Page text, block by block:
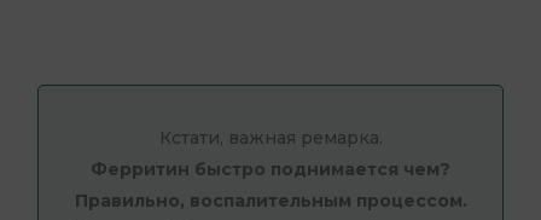
Кстати, важная ремарка.
Ферритин быстро поднимается чем?
Правильно, воспалительным процессом.